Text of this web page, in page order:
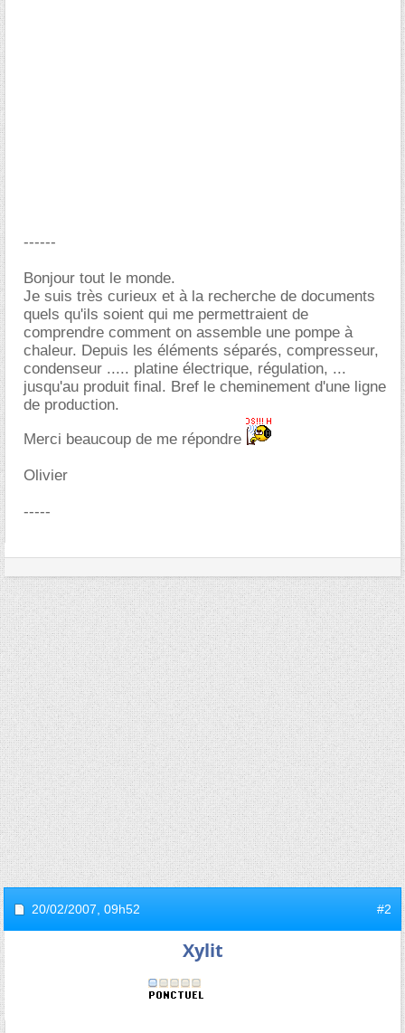
------
Bonjour tout le monde.
Je suis très curieux et à la recherche de documents
quels qu'ils soient qui me permettraient de
comprendre comment on assemble une pompe à
chaleur. Depuis les éléments séparés, compresseur,
condenseur ..... platine électrique, régulation, ...
jusqu'au produit final. Bref le cheminement d'une ligne
de production.
Merci beaucoup de me répondre
Olivier
-----
20/02/2007, 09h52 #2
Xylit